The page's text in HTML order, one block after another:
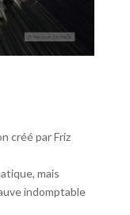
créé par Friz
mais
indomptable